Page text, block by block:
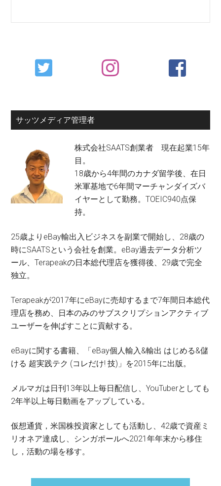
Primary
Sidebar
サッツメディア管理者
株式会社SAATS創業者 現在起業15年
目。
18歳から4年間のカナダ留学後、在日
米軍基地で6年間マーチャンダイズバ
イヤーとして勤務。TOEIC940点保
持。
25歳よりeBay輸出入ビジネスを副業で開始し、28歳の
時にSAATSという会社を創業。eBay過去データ分析ツ
ール、Terapeakの日本総代理店を獲得後、29歳で完全
独立。
Terapeakが2017年にeBayに売却するまで7年間日本総代
理店を務め、日本のみのサブスクリプションアクティブ
ユーザーを伸ばすことに貢献する。
eBayに関する書籍、「eBay個人輸入&輸出 はじめる&儲
ける 超実践テク (コレだけ! 技)」を2015年に出版。
メルマガは日刊13年以上毎日配信し、YouTuberとしても
2年半以上毎日動画をアップしている。
仮想通貨，米国株投資家としても活動し、42歳で資産ミ
リオネア達成し、シンガポールへ2021年年末から移住
し，活動の場を移す。